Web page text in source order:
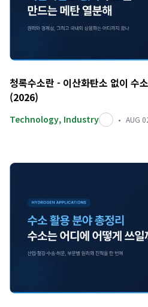
청록수소란 - 이산화탄소 없이 수
(2026)
Technology, Industry AUG